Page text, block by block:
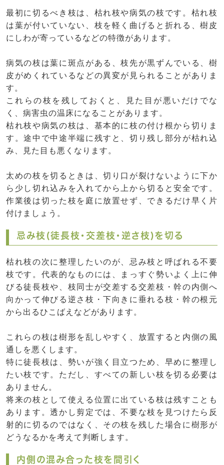
最初に切るべき枝は、枯れ枝や病気の枝です。枯れ枝
は葉が付いていない、枝を軽く曲げると折れる、樹皮
にしわが寄っているなどの特徴があります。
病気の枝は葉に斑点がある、枝先が黒ずんでいる、樹
皮がめくれているなどの異変が見られることがありま
す。
これらの枝を残しておくと、見た目が悪いだけでな
く、病害虫の温床になることがあります。
枯れ枝や病気の枝は、基本的に枝の付け根から切りま
す。途中で中途半端に残すと、切り残し部分が枯れ込
み、見た目も悪くなります。
太めの枝を切るときは、切り口が裂けないように下か
ら少し切れ込みを入れてから上から切ると安全です。
作業後は切った枝を庭に放置せず、できるだけ早く片
付けましょう。
忌み枝(徒長枝・交差枝・逆さ枝)を切る
枯れ枝の次に整理したいのが、忌み枝と呼ばれる不要
枝です。代表的なものには、まっすぐ勢いよく上に伸
びる徒長枝や、枝同士が交差する交差枝・幹の内側へ
向かって伸びる逆さ枝・下向きに垂れる枝・幹の根元
から出るひこばえなどがあります。
これらの枝は樹形を乱しやすく、放置すると内側の風
通しを悪くします。
特に徒長枝は、勢いが強く目立つため、早めに整理し
たい枝です。ただし、すべての新しい枝を切る必要は
ありません。
将来の枝として使える位置に出ている枝は残すことも
あります。透かし剪定では、不要な枝を見つけたら反
射的に切るのではなく、その枝を残した場合に樹形が
どうなるかを考えて判断します。
内側の混み合った枝を間引く